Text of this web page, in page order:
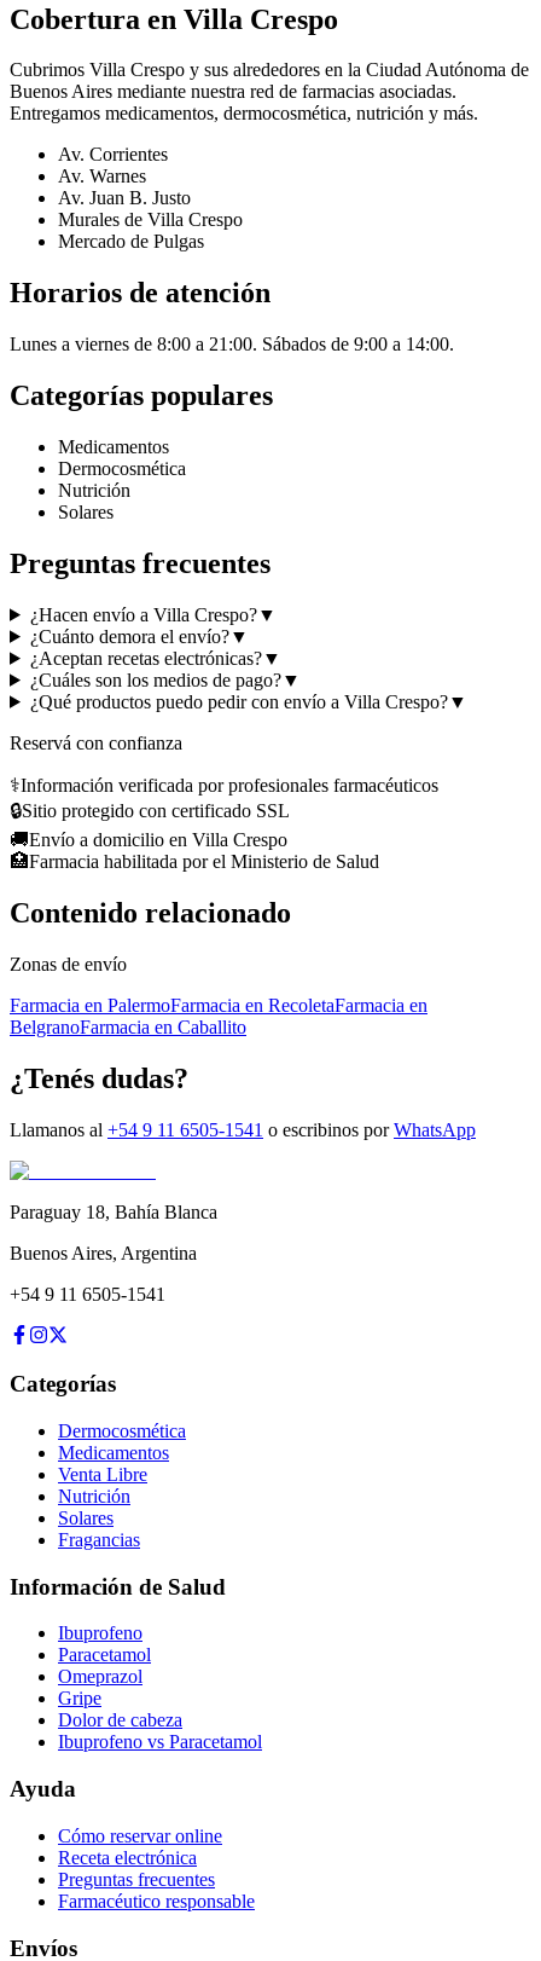
Cobertura en Villa Crespo
Cubrimos Villa Crespo y sus alrededores en la Ciudad Autónoma de
Buenos Aires mediante nuestra red de farmacias asociadas.
Entregamos medicamentos, dermocosmética, nutrición y más.
Av. Corrientes
Av. Warnes
Av. Juan B. Justo
Murales de Villa Crespo
Mercado de Pulgas
Horarios de atención
Lunes a viernes de 8:00 a 21:00. Sábados de 9:00 a 14:00.
Categorías populares
Medicamentos
Dermocosmética
Nutrición
Solares
Preguntas frecuentes
¿Hacen envío a Villa Crespo?▼
¿Cuánto demora el envío?▼
¿Aceptan recetas electrónicas?▼
¿Cuáles son los medios de pago?▼
¿Qué productos puedo pedir con envío a Villa Crespo?▼
Reservá con confianza
⚕️Información verificada por profesionales farmacéuticos
🔒Sitio protegido con certificado SSL
🚚Envío a domicilio en Villa Crespo
🏥Farmacia habilitada por el Ministerio de Salud
Contenido relacionado
Zonas de envío
Farmacia en PalermoFarmacia en RecoletaFarmacia en
BelgranoFarmacia en Caballito
¿Tenés dudas?
Llamanos al +54 9 11 6505-1541 o escribinos por WhatsApp
Paraguay 18, Bahía Blanca
Buenos Aires, Argentina
+54 9 11 6505-1541
Categorías
Dermocosmética
Medicamentos
Venta Libre
Nutrición
Solares
Fragancias
Información de Salud
Ibuprofeno
Paracetamol
Omeprazol
Gripe
Dolor de cabeza
Ibuprofeno vs Paracetamol
Ayuda
Cómo reservar online
Receta electrónica
Preguntas frecuentes
Farmacéutico responsable
Envíos